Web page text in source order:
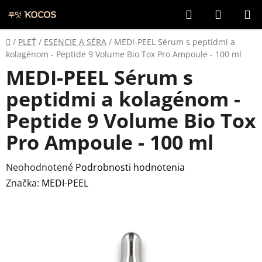
na
obsah
Hľadať
KOŠÍK
Domov
/ PLEŤ / ESENCIE A SÉRA / MEDI-PEEL Sérum s peptidmi a
kolagénom - Peptide 9 Volume Bio Tox Pro Ampoule - 100 ml
MEDI-PEEL Sérum s
peptidmi a kolagénom -
Peptide 9 Volume Bio Tox
Pro Ampoule - 100 ml
Priemerné
hodnotenie
Neohodnotené Podrobnosti hodnotenia
Značka: MEDI-PEEL